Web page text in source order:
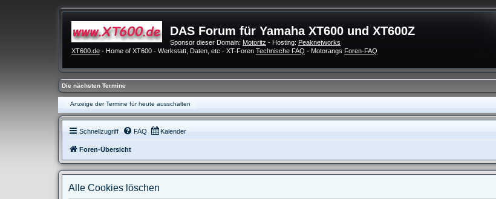
DAS Forum für Yamaha XT600 und XT600Z
Sponsor dieser Domain: Motoritz - Hosting: Peaknetworks
XT600.de - Home of XT600 - Werkstatt, Daten, etc - XT-Foren Technische FAQ - Motorangs Foren-FAQ
Die nächsten Termine
Anzeige der Termine für heute ausschalten
Schnellzugriff FAQ Kalender
Foren-Übersicht
Alle Cookies löschen